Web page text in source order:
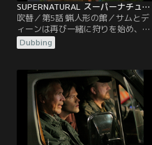
SUPERNATURAL スーパーナチュラル シーズン5 第05話／吹替
吹替／第5話 蝋人形の館／サムとデ
ィーンは再び一緒に狩りを始め、小
さな町の殺人事件を調査する。不思
議なことに、事件の犯人はすでに亡
名人の幽霊だった。だが、あるティ
ーンエイジャーたちが“まだ生きて
いる”有名人に誘拐された時、二人
は犯人が幽霊ではないことに気づ
く。新たな調査を進めるうちに、彼
らの前に…。
Dubbing